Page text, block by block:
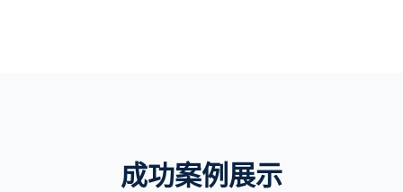
成功案例展示